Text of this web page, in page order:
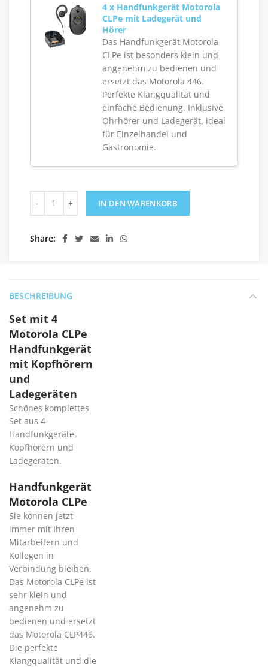
4 x Handfunkgerät Motorola
CLPe mit Ladegerät und
Hörer
Das Handfunkgerät Motorola
CLPe ist besonders klein und
angenehm zu bedienen und
ersetzt das Motorola 446.
Perfekte Klangqualität und
einfache Bedienung. Inklusive
Ohrhörer und Ladegerät, ideal
für Einzelhandel und
Gastronomie.
IN DEN WARENKORB
Share
BESCHREIBUNG
Set mit 4
Motorola CLPe
Handfunkgerät
mit Kopfhörern
und
Ladegeräten
Schönes komplettes
Set aus 4
Handfunkgeräte,
Kopfhörern und
Ladegeräten.
Handfunkgerät
Motorola CLPe
Sie können jetzt
immer mit Ihren
Mitarbeitern und
Kollegen in
Verbindung bleiben.
Das Motorola CLPe ist
sehr klein und
angenehm zu
bedienen und ersetzt
das Motorola CLP446.
Die perfekte
Klangqualität und die